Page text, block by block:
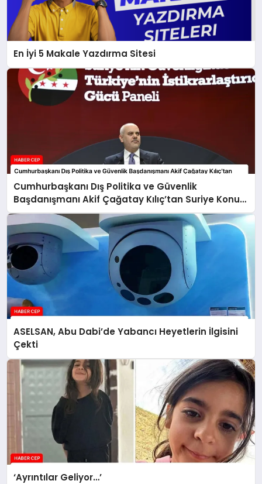
En İyi 5 Makale Yazdırma Sitesi
Cumhurbaşkanı Dış Politika ve Güvenlik
Başdanışmanı Akif Çağatay Kılıç’tan Suriye Konulu
Panelde Önemli Değerlendirmeler
ASELSAN, Abu Dabi’de Yabancı Heyetlerin İlgisini
Çekti
‘Ayrıntılar Geliyor…’